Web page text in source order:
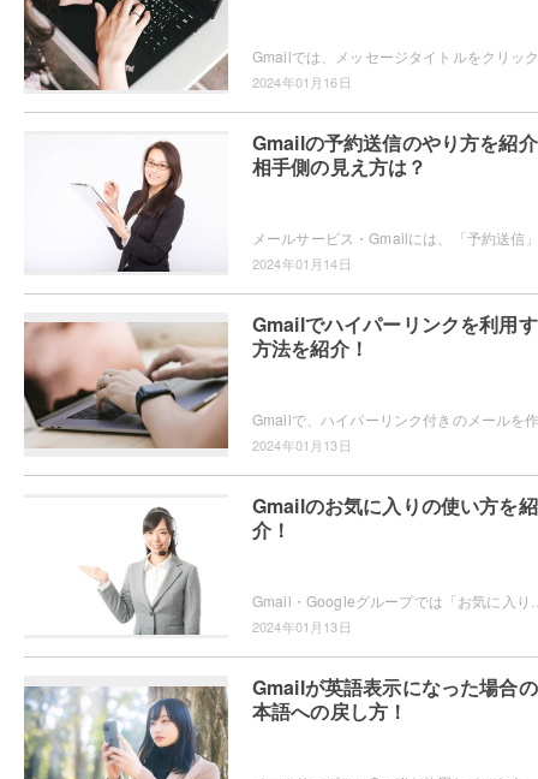
2024年01月16日
Gmailの予約送信のやり方を紹
相手側の見え方は？
2024年01月14日
Gmailでハイパーリンクを利用
方法を紹介！
2024年01月13日
Gmailのお気に入りの使い方を紹
介！
2024年01月13日
Gmailが英語表示になった場合
本語への戻し方！